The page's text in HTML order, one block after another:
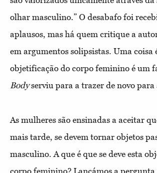
olhar masculino.” O desabafo foi
aplausos, mas há quem critique a
em argumentos solipsistas. Uma coisa
objetificação do corpo feminino é um
Bodyserviu para a trazer de novo para
As mulheres são ensinadas a aceitar
mais tarde, se devem tornar objetos
masculino. A que é que se deve esta
corpo feminino? Lançámos a